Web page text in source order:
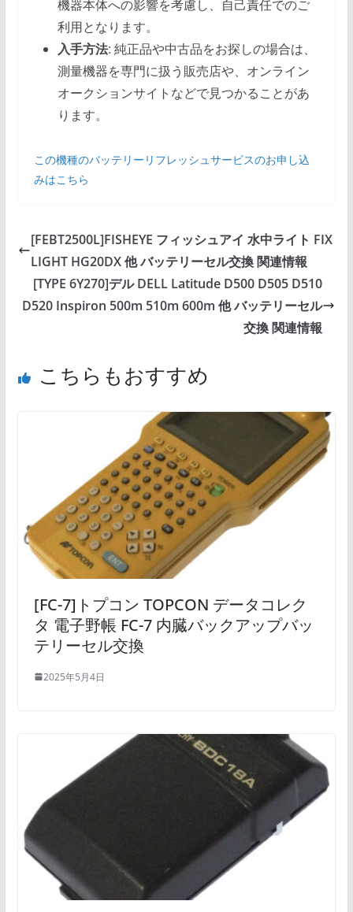
機器本体への影響を考慮し、自己責任でのご
利用となります。
入手方法: 純正品や中古品をお探しの場合は、
測量機器を専門に扱う販売店や、オンライン
オークションサイトなどで見つかることがあ
ります。
この機種のバッテリーリフレッシュサービスのお申し込
みはこちら
[FEBT2500L]FISHEYE フィッシュアイ 水中ライト FIX
LIGHT HG20DX 他 バッテリーセル交換 関連情報
[TYPE 6Y270]デル DELL Latitude D500 D505 D510
D520 Inspiron 500m 510m 600m 他 バッテリーセル
交換 関連情報
こちらもおすすめ
[FC-7]トプコン TOPCON データコレク
タ 電子野帳 FC-7 内臓バックアップバッ
テリーセル交換
2025年5月4日